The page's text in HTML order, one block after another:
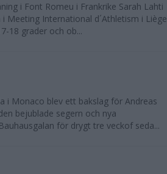
i Font Romeu i Frankrike Sarah Lahti
Meeting International d´Athletism i Liège
18 grader och ob...
i Monaco blev ett bakslag för Andreas
bejublade segern och nya
för drygt tre veckof seda...